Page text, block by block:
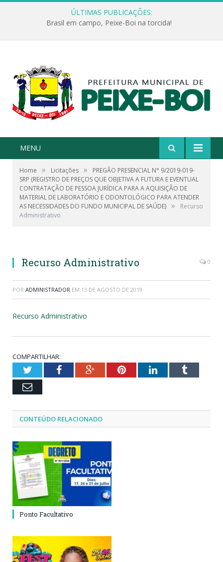
ÚLTIMAS PUBLICAÇÕES:
Brasil em campo, Peixe-Boi na torcida!
MENU
Home » Licitações »
PREGÃO PRESENCIAL N° 9/2019-019-
SRP (REGISTRO DE PREÇOS QUE OBJETIVA A FUTURA E EVENTUAL
CONTRATAÇÃO DE PESSOA JURÍDICA PARA A AQUISIÇÃO DE
MATERIAL DE LABORATÓRIO E ODONTOLÓGICO PARA ATENDER
AS NECESSIDADES DO FUNDO MUNICIPAL DE SAÚDE) »
Recurso
Administrativo
Recurso Administrativo 0
POR ADMINISTRADOR EM 13 DE AGOSTO DE 2019
Recurso Administrativo
COMPARTILHAR:
TwitterFacebookGoogle+PinterestLinkedInTumblr
Email
CONTEÚDO RELACIONADO
Ponto Facultativo